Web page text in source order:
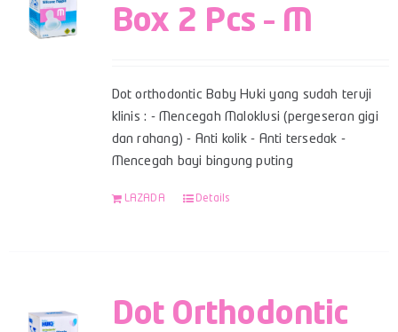
Box 2 Pcs – M
Dot orthodontic Baby Huki yang sudah teruji
klinis : - Mencegah Maloklusi (pergeseran gigi
dan rahang) - Anti kolik - Anti tersedak -
Mencegah bayi bingung puting
LAZADA Details
Dot Orthodontic